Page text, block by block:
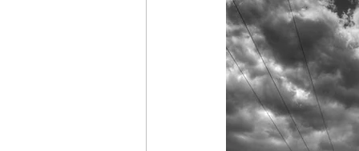
Christian Jiménez